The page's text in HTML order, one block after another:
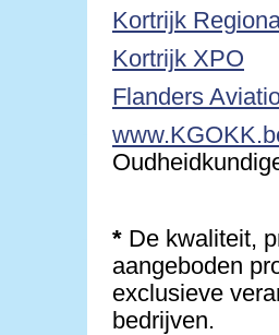
Kortrijk
Kortrijk XPO
Flanders
* De kwaliteit,
aangeboden
exclusieve
bedrijven.